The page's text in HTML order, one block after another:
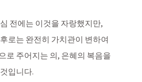
전에는 이것을 자랑했지만,
로는 완전히 가치관이 변하여
로 주어지는 의, 은혜의 복음을
입니다.